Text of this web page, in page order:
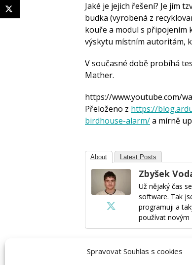
Spravovat Souhlas s cookies
Jaké je jejich řešení? Je jím
budka (vyrobená z
kouře a modul s připojením
výskytu místním autoritám,
V současné době probíhá
Mather.
https://www.youtube.com/
Přeloženo z https://
birdhouse-alarm/a mírně
About Latest Posts
Zbyšek
Už nějaký čas
software. Tak
programuji a
používat novým